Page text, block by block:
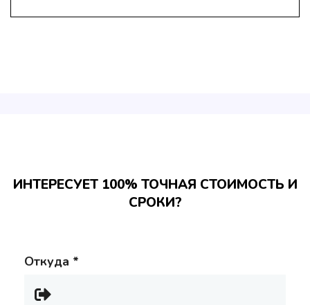
ИНТЕРЕСУЕТ 100% ТОЧНАЯ СТОИМОСТЬ И
СРОКИ?
Откуда *